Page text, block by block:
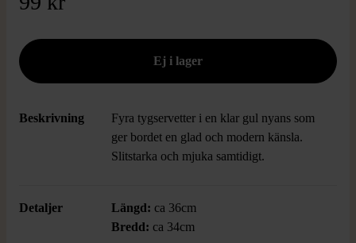
Beskrivning
Fyra tygservetter i en klar gul nyans som
ger bordet en glad och modern känsla.
Slitstarka och mjuka samtidigt.
Detaljer Längd: ca 36cm
Bredd: ca 34cm